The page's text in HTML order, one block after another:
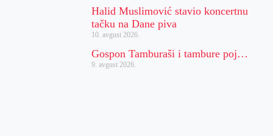
Halid Muslimović stavio koncertnu
tačku na Dane piva
10. avgust 2026.
Gospon Tamburaši i tambure poj…
9. avgust 2026.